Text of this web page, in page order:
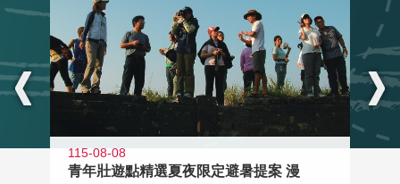
115-08-08
青年壯遊點精選夏夜限定避暑提案 漫